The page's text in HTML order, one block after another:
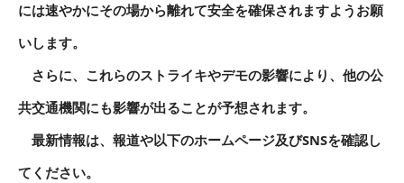
には速やかにその場から離れて安全を確保されますようお願
いします。
さらに、これらのストライキやデモの影響により、他の公
共交通機関にも影響が出ることが予想されます。
最新情報は、報道や以下のホームページ及びSNSを確認し
てください。